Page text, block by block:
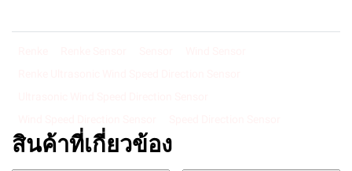
สินค้าที่เกี่ยวข้อง